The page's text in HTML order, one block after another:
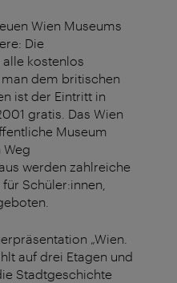
Wien Museums
Die
kostenlos
dem britischen
ist der Eintritt in
gratis. Das Wien
Museum
werden zahlreiche
Schüler:innen,
„Wien.
auf drei Etagen und
Stadtgeschichte